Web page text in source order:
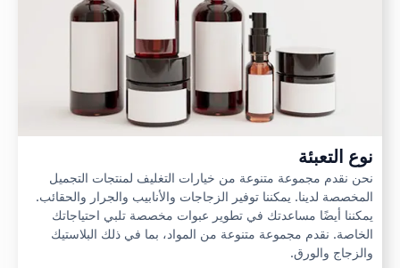
نوع التعبئة
نحن نقدم مجموعة متنوعة من خيارات التغليف لمنتجات التجميل
المخصصة لدينا. يمكننا توفير الزجاجات والأنابيب والجرار والحقائب.
يمكننا أيضًا مساعدتك في تطوير عبوات مخصصة تلبي احتياجاتك
الخاصة. نقدم مجموعة متنوعة من المواد، بما في ذلك البلاستيك
والزجاج والورق.